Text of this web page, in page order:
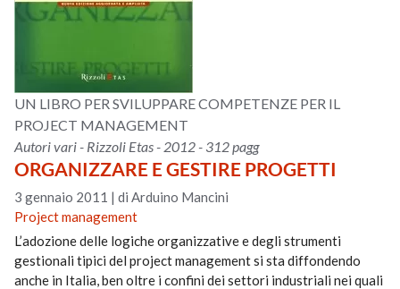
UN LIBRO PER SVILUPPARE COMPETENZE PER IL
PROJECT MANAGEMENT
Autori vari - Rizzoli Etas - 2012 - 312 pagg
ORGANIZZARE E GESTIRE PROGETTI
3 gennaio 2011 |di Arduino Mancini
Project management
L’adozione delle logiche organizzative e degli strumenti
gestionali tipici del project management si sta diffondendo
anche in Italia, ben oltre i confini dei settori industriali nei quali